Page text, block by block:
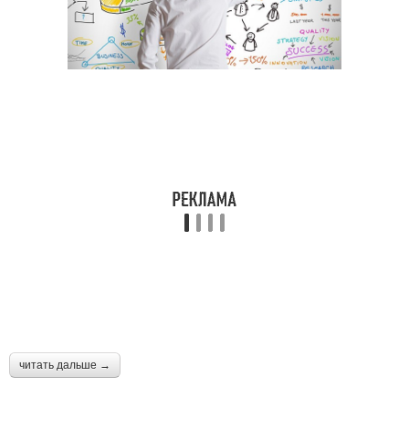
читать дальше →